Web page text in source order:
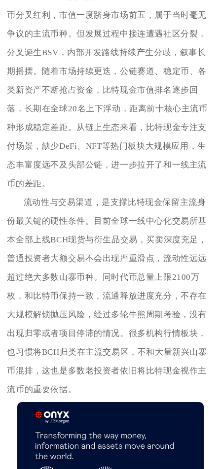
币分叉红利，市值一度跻身市场前五，属于当时毫无
争议的主流币种。但发展过程中接连遭遇社区分裂，
分叉诞生BSV，内部开发路线持续产生分歧，叙事长
期摇摆。随着市场持续更迭，公链赛道、稳定币、各
类新资产不断抢占资金，比特现金市值排名逐步回
落，长期在全球20名上下浮动，距离前十核心主流币
种形成稳定差距。从链上生态来看，比特现金专注支
付场景，缺少DeFi、NFT等热门板块大规模应用，生
态丰富度远不及头部公链，进一步拉开了和一线主流
币的差距。
流动性与交易渠道，是支撑比特现金保留主流身
份最关键的硬性条件。目前全球一线中心化交易所基
本全部上线BCH现货与衍生品交易，买卖深度充足，
普通投资者大额交易不会出现严重滑点，流动性远远
超过绝大多数山寨币种。同时代币总量上限2100万
枚，和比特币保持一致，流通释放进度充分，不存在
大规模解锁抛压风险，经过多轮牛熊周期考验，没有
出现归零或者项目停滞的情况。很多机构行情板块，
也习惯将BCH归类在主流交易区，不和大量新兴山寨
币混排，这也是多数老投资者依旧将比特现金视作主
流币的重要依据。